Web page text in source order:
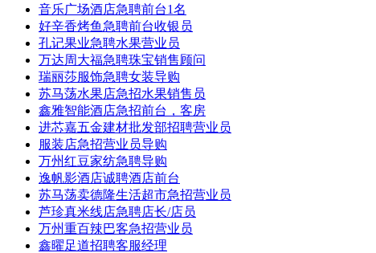
音乐广场酒店急聘前台1名
好辛香烤鱼急聘前台收银员
孔记果业急聘水果营业员
万达周大福急聘珠宝销售顾问
瑞丽莎服饰急聘女装导购
苏马荡水果店急招水果销售员
鑫雅智能酒店急招前台，客房
进芯嘉五金建材批发部招聘营业员
服装店急招营业员导购
万州红豆家纺急聘导购
逸帆影酒店诚聘酒店前台
苏马荡卖德隆生活超市急招营业员
芦珍真米线店急聘店长/店员
万州重百辣巴客急招营业员
鑫曜足道招聘客服经理